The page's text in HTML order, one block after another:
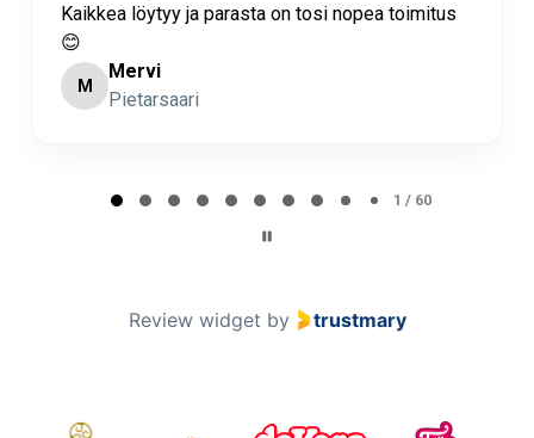
on tosi nopea toimitus
Nopea toimitus ja
ML Minna Lehto
by trustmary